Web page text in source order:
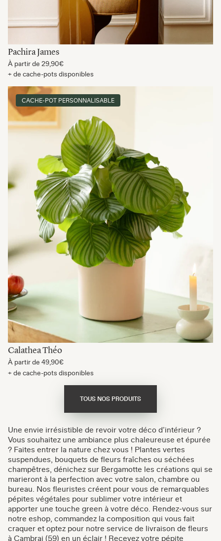
Pachira James
À partir de 29,90€
+ de cache-pots disponibles
CACHE-POT PERSONNALISABLE
Calathea Théo
À partir de 49,90€
+ de cache-pots disponibles
TOUS NOS PRODUITS
Une envie irrésistible de revoir votre déco d’intérieur ?
Vous souhaitez une ambiance plus chaleureuse et épurée
? Faites entrer la nature chez vous ! Plantes vertes
suspendues, bouquets de fleurs fraîches ou séchées
champêtres, dénichez sur Bergamotte les créations qui se
marieront à la perfection avec votre salon, chambre ou
bureau. Nos fleuristes créent pour vous de remarquables
pépites végétales pour sublimer votre intérieur et
apporter une touche green à votre déco. Rendez-vous sur
notre eshop, commandez la composition qui vous fait
craquer et optez pour notre service de livraison de fleurs
à Cambrai (59) en un éclair ! Recevez votre pépite